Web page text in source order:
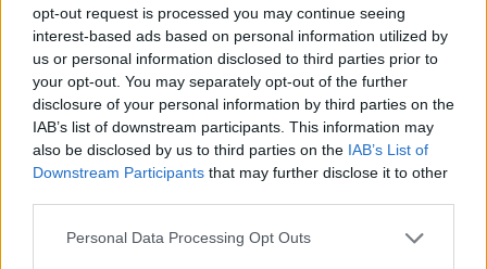
opt-out request is processed you may continue seeing
interest-based ads based on personal information utilized by
us or personal information disclosed to third parties prior to
your opt-out. You may separately opt-out of the further
disclosure of your personal information by third parties on the
IAB’s list of downstream participants. This information may
also be disclosed by us to third parties on the IAB’s List of
Downstream Participants that may further disclose it to other
Personal Data Processing Opt Outs
EDURNE ROMO
Directora Editorial.
Periodista especializada en
maternidad, infancia y
crianza
Edurne Romo